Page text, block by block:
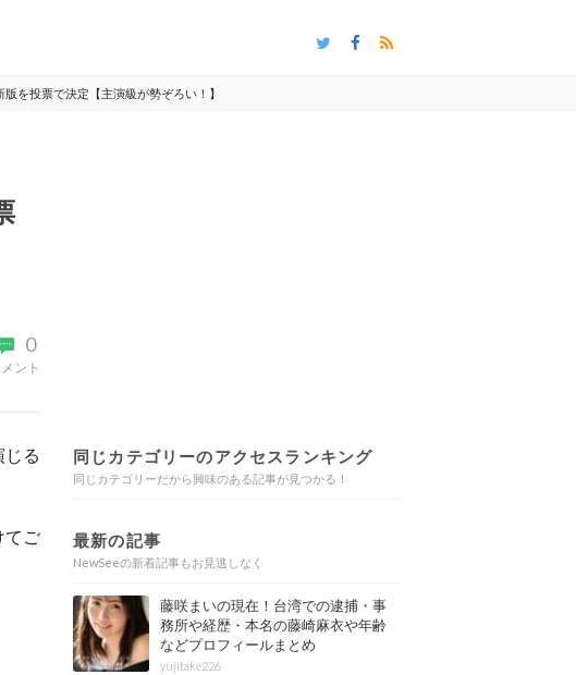
を投票で決定【主演級が勢ぞろい！】
0
ント
る
てご
同じカテゴリーのアクセスランキング
同じカテゴリーだから興味のある記事が見つかる！
最新の記事
NewSeeの新着記事もお見逃しなく
藤咲まいの現在！台湾での逮捕・事
務所や経歴・本名の藤崎麻衣や年齢
などプロフィールまとめ
yujitake226